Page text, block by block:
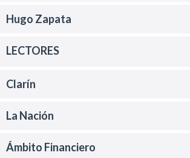
Hugo Zapata
LECTORES
Clarín
La Nación
Ámbito Financiero